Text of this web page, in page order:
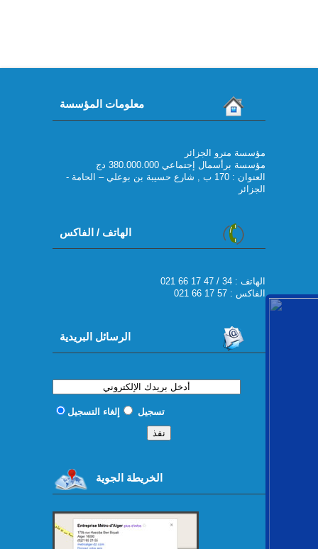
معلومات المؤسسة
مؤسسة مترو الجزائر
مؤسسة برأسمال إجتماعي 380.000.000 دج
العنوان : 170 ب , شارع حسيبة بن بوعلي – الحامة -
الجزائر
الهاتف / الفاكس
021 66 17 47 / 34 : الهاتف
الفاكس : 57 17 66 021
الرسائل البريدية
تسجيل إلغاء التسجيل
الخريطة الجوية